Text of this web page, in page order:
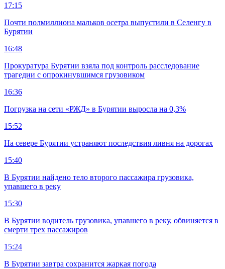
17:15
Почти полмиллиона мальков осетра выпустили в Селенгу в
Бурятии
16:48
Прокуратура Бурятии взяла под контроль расследование
трагедии с опрокинувшимся грузовиком
16:36
Погрузка на сети «РЖД» в Бурятии выросла на 0,3%
15:52
На севере Бурятии устраняют последствия ливня на дорогах
15:40
В Бурятии найдено тело второго пассажира грузовика,
упавшего в реку
15:30
В Бурятии водитель грузовика, упавшего в реку, обвиняется в
смерти трех пассажиров
15:24
В Бурятии завтра сохранится жаркая погода